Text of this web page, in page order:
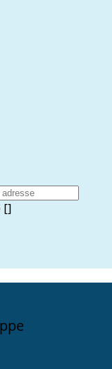
[]